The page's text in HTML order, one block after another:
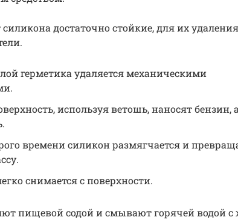
достаточно стойкие, для их удаления
герметика удаляется механическими
используя ветошь, наносят бензин,
времени силикон размягчается и
снимается с поверхности.
пищевой содой и смывают горячей водой